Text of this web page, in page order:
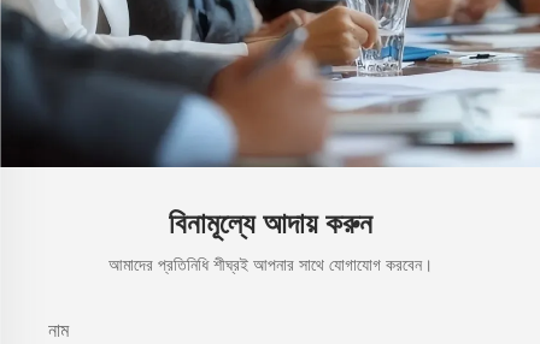
বিনামূল্যে আদায় করুন
আমাদের প্রতিনিধি শীঘ্রই আপনার সাথে যোগাযোগ করবেন।
নাম